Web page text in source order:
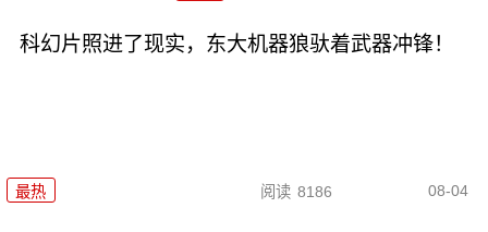
科幻片照进了现实，东大机器狼驮着武器冲锋！
最热 阅读 8186 08-04